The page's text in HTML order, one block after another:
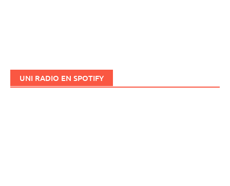
UNI RADIO EN SPOTIFY